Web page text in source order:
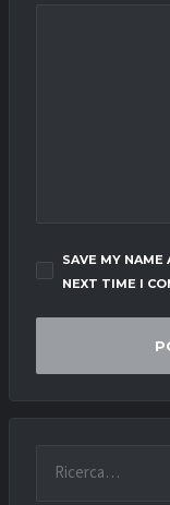
SAVE MY NAME
NEXT TIME I